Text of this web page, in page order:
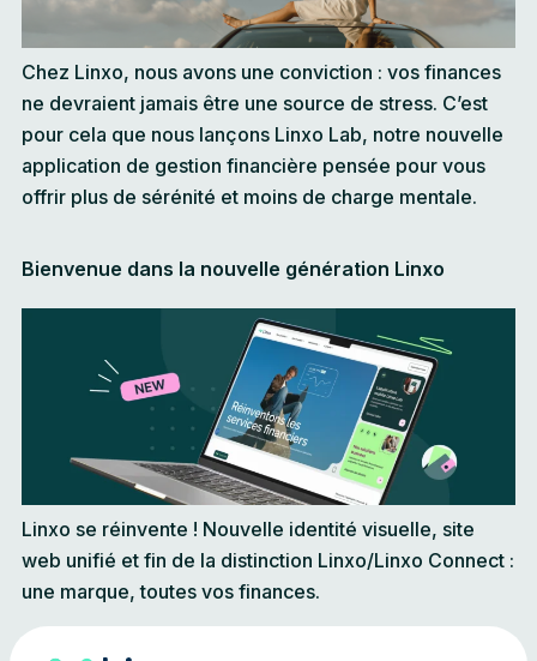
Chez Linxo, nous avons une conviction : vos finances
ne devraient jamais être une source de stress. C’est
pour cela que nous lançons Linxo Lab, notre nouvelle
application de gestion financière pensée pour vous
offrir plus de sérénité et moins de charge mentale.
Bienvenue dans la nouvelle génération Linxo
Linxo se réinvente ! Nouvelle identité visuelle, site
web unifié et fin de la distinction Linxo/Linxo Connect :
une marque, toutes vos finances.